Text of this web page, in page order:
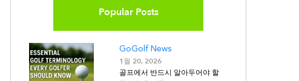
Popular Posts
GoGolf News
1월 20, 2026
골프에서 반드시 알아두어야 할